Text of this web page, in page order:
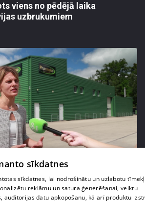
viens no pēdējā laika
uzbrukumiem
kas nosaka iepirkuma
sīkdatnes
sīkdatnes, lai nodrošinātu un uzlabotu
reklāmu un satura ģenerēšanai, veiktu
auditorijas datu apkopošanu, kā arī produktu